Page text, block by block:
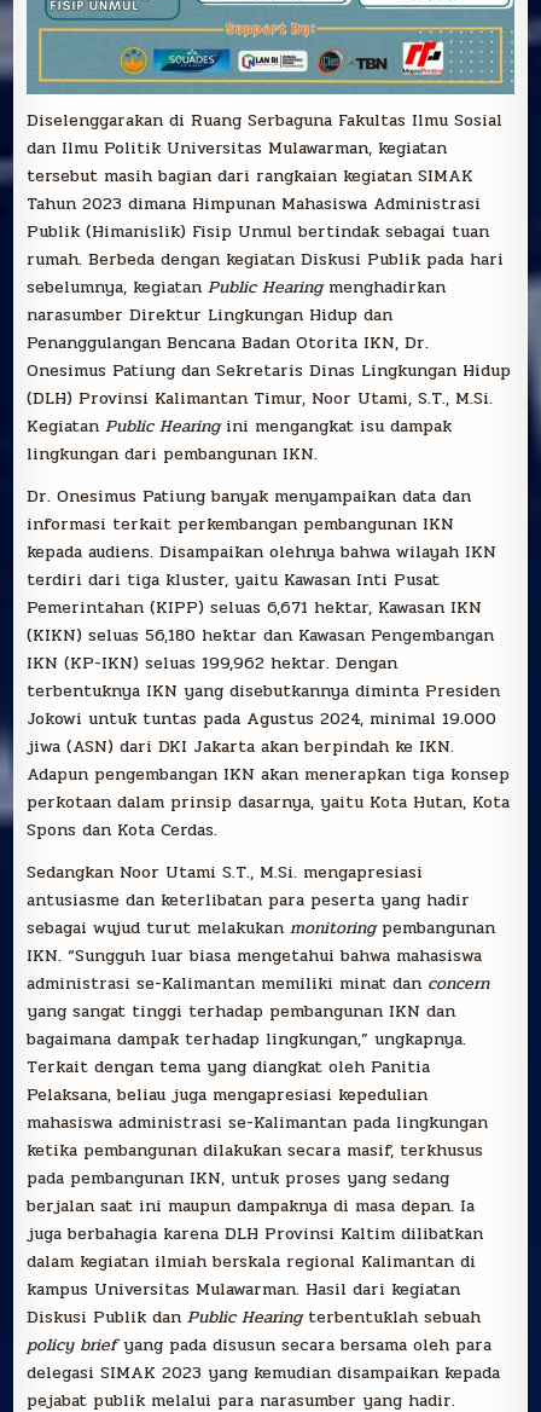
Diselenggarakan di Ruang Serbaguna Fakultas Ilmu Sosial
dan Ilmu Politik Universitas Mulawarman, kegiatan
tersebut masih bagian dari rangkaian kegiatan SIMAK
Tahun 2023 dimana Himpunan Mahasiswa Administrasi
Publik (Himanislik) Fisip Unmul bertindak sebagai tuan
rumah. Berbeda dengan kegiatan Diskusi Publik pada hari
sebelumnya, kegiatanPublic Hearingmenghadirkan
narasumber Direktur Lingkungan Hidup dan
Penanggulangan Bencana Badan Otorita IKN, Dr.
Onesimus Patiung dan Sekretaris Dinas Lingkungan Hidup
(DLH) Provinsi Kalimantan Timur, Noor Utami, S.T., M.Si.
KegiatanPublic Hearingini mengangkat isu dampak
lingkungan dari pembangunan IKN.
Dr. Onesimus Patiung banyak menyampaikan data dan
informasi terkait perkembangan pembangunan IKN
kepada audiens. Disampaikan olehnya bahwa wilayah IKN
terdiri dari tiga kluster, yaitu Kawasan Inti Pusat
Pemerintahan (KIPP) seluas 6,671 hektar, Kawasan IKN
(KIKN) seluas 56,180 hektar dan Kawasan Pengembangan
IKN (KP-IKN) seluas 199,962 hektar. Dengan
terbentuknya IKN yang disebutkannya diminta Presiden
Jokowi untuk tuntas pada Agustus 2024, minimal 19.000
jiwa (ASN) dari DKI Jakarta akan berpindah ke IKN.
Adapun pengembangan IKN akan menerapkan tiga konsep
perkotaan dalam prinsip dasarnya, yaitu Kota Hutan, Kota
Spons dan Kota Cerdas.
Sedangkan Noor Utami S.T., M.Si. mengapresiasi
antusiasme dan keterlibatan para peserta yang hadir
sebagai wujud turut melakukanmonitoringpembangunan
IKN. “Sungguh luar biasa mengetahui bahwa mahasiswa
administrasi se-Kalimantan memiliki minat dan concern
yang sangat tinggi terhadap pembangunan IKN dan
bagaimana dampak terhadap lingkungan,” ungkapnya.
Terkait dengan tema yang diangkat oleh Panitia
Pelaksana, beliau juga mengapresiasi kepedulian
mahasiswa administrasi se-Kalimantan pada lingkungan
ketika pembangunan dilakukan secara masif, terkhusus
pada pembangunan IKN, untuk proses yang sedang
berjalan saat ini maupun dampaknya di masa depan. Ia
juga berbahagia karena DLH Provinsi Kaltim dilibatkan
dalam kegiatan ilmiah berskala regional Kalimantan di
kampus Universitas Mulawarman. Hasil dari kegiatan
Diskusi Publik danPublic Hearingterbentuklah sebuah
policy briefyang pada disusun secara bersama oleh para
delegasi SIMAK 2023 yang kemudian disampaikan kepada
pejabat publik melalui para narasumber yang hadir.